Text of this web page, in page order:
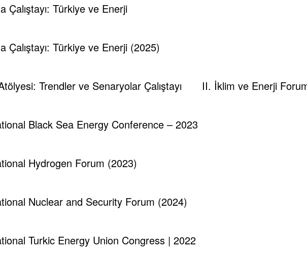
Çalıştayı: Türkiye ve Enerji
Çalıştayı: Türkiye ve Enerji (2025)
Trendler ve Senaryolar Çalıştayı II. İklim ve Enerji
Black Sea Energy Conference – 2023
Hydrogen Forum (2023)
Nuclear and Security Forum (2024)
Turkic Energy Union Congress | 2022
- Magazine & BlogWordPressTema 2026 | Powered By